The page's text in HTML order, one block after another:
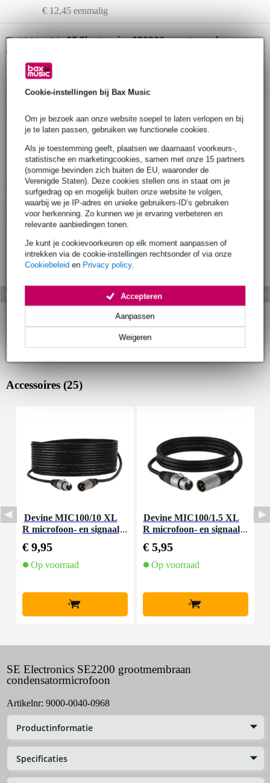
Cookie-instellingen bij Bax Music
Om je bezoek aan onze website soepel te laten verlopen en bij
je te laten passen, gebruiken we functionele cookies.
Als je toestemming geeft, plaatsen we daarnaast voorkeurs-,
statistische en marketingcookies, samen met onze 15 partners
(sommige bevinden zich buiten de EU, waaronder de
Verenigde Staten). Deze cookies stellen ons in staat om je
surfgedrag op en mogelijk buiten onze website te volgen,
waarbij we je IP-adres en unieke gebruikers-ID’s gebruiken
voor herkenning. Zo kunnen we je ervaring verbeteren en
relevante aanbiedingen tonen.
Je kunt je cookievoorkeuren op elk moment aanpassen of
intrekken via de cookie-instellingen rechtsonder of via onze
Cookiebeleid en Privacy policy.
Weigeren
Aanpassen
Accepteren
€ 12,45 eenmalig
Twijfel je of deSE Electronics SE2200 grootmembraan
condensatormicrofoon
Productinformatie
SE Electronics SE2200
grootmembraan condensatormicrofoon
richtingskarakteristiek: cardioïde
Bekijk alle productspecificaties
Bekijk ook eens (3)
Accessoires (25)
Devine MIC100/10 XL
R microfoon- en signaal
€ 9,95
Op voorraad
+
Devine MIC100/1.5 XL
R microfoon- en signaal
€ 5,95
Op voorraad
+
SE Electronics SE2200 grootmembraan
condensatormicrofoon
Artikelnr: 9000-0040-0968
Productinformatie
Specificaties